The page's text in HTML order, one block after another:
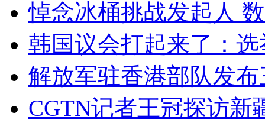
悼念冰桶挑战发起人
韩国议会打起来了：
解放军驻香港部队发
CGTN记者王冠探访新